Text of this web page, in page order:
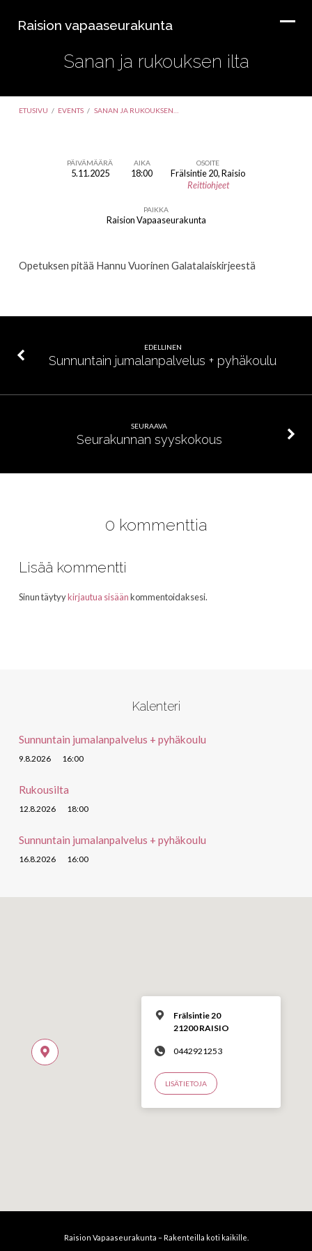
Raision vapaaseurakunta
Sanan ja rukouksen ilta
ETUSIVU / EVENTS / SANAN JA RUKOUKSEN…
PÄIVÄMÄÄRÄ
5.11.2025
AIKA
18:00
OSOITE
Frälsintie 20, Raisio
Reittiohjeet
PAIKKA
Raision Vapaaseurakunta
Opetuksen pitää Hannu Vuorinen Galatalaiskirjeestä
EDELLINEN
Sunnuntain jumalanpalvelus + pyhäkoulu
SEURAAVA
Seurakunnan syyskokous
0 kommenttia
Lisää kommentti
Sinun täytyykirjautua sisäänkommentoidaksesi.
Kalenteri
Sunnuntain jumalanpalvelus + pyhäkoulu
9.8.2026 16:00
Rukousilta
12.8.2026 18:00
Sunnuntain jumalanpalvelus + pyhäkoulu
16.8.2026 16:00
Frälsintie 20
21200 RAISIO
0442921253
LISÄTIETOJA
Raision Vapaaseurakunta – Rakenteilla koti kaikille.